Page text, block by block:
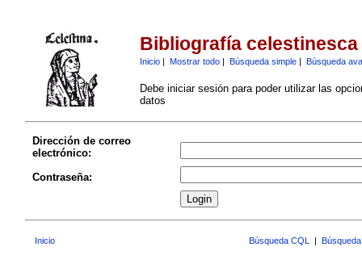
Bibliografía celestinesca
Inicio| Mostrar todo| Búsqueda simple| Búsqueda
Debe iniciar sesión para poder utilizar las
datos
Dirección de correo
electrónico:
Contraseña:
Inicio Búsqueda CQL |